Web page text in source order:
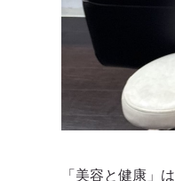
「美容と健康」は